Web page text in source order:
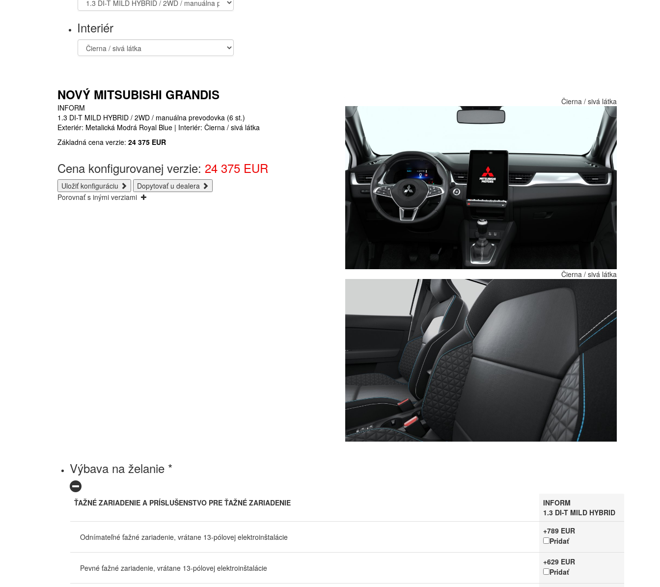
Interiér
NOVÝ MITSUBISHI GRANDIS
INFORM
1.3 DI-T MILD HYBRID / 2WD / manuálna prevodovka (6 st.)
Exteriér: Metalická Modrá Royal Blue | Interiér: Čierna / sivá látka
Základná cena verzie: 24 375 EUR
Cena konfigurovanej verzie: 24 375 EUR
Uložiť konfiguráciu
Dopytovať u dealera
Porovnať s inými verziami
Čierna / sivá látka
Čierna / sivá látka
Výbava na želanie *
ŤAŽNÉ ZARIADENIE A PRÍSLUŠENSTVO PRE ŤAŽNÉ ZARIADENIE
INFORM
1.3 DI-T MILD HYBRID
Odnímateľné ťažné zariadenie, vrátane 13-pólovej elektroinštalácie
+789 EUR
Pridať
Pevné ťažné zariadenie, vrátane 13-pólovej elektroinštalácie
+629 EUR
Pridať